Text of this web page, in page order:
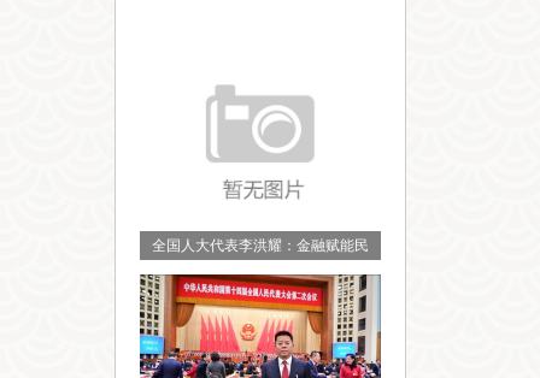
全国人大代表李洪耀：金融赋能民